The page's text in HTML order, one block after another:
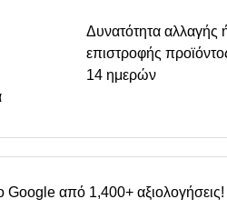
Δυνατότητα αλλαγής
επιστροφής
14 ημερών
Google από 1,400+ αξιολογήσεις!